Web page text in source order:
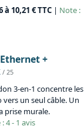
à 10,21 € TTC | Note :
+
/ 25
3-en-1 concentre les
un seul câble. Un
prise murale.
4 - 1 avis